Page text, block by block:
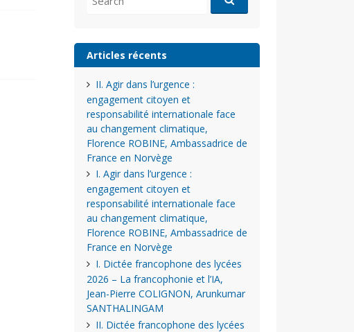
for:
Articles récents
II. Agir dans l’urgence :
engagement citoyen et
responsabilité internationale face
au changement climatique,
Florence ROBINE, Ambassadrice de
France en Norvège
I. Agir dans l’urgence :
engagement citoyen et
responsabilité internationale face
au changement climatique,
Florence ROBINE, Ambassadrice de
France en Norvège
I. Dictée francophone des lycées
2026 – La francophonie et l’IA,
Jean-Pierre COLIGNON, Arunkumar
SANTHALINGAM
II. Dictée francophone des lycées